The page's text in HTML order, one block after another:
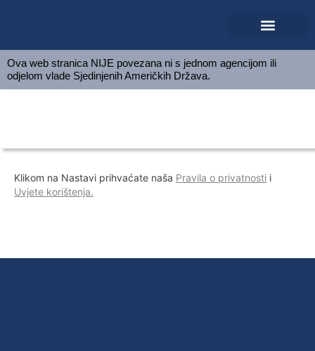
Ova web stranica NIJE povezana ni s jednom agencijom ili
odjelom vlade Sjedinjenih Američkih Država.
Klikom na Nastavi prihvaćate naša Pravila o privatnosti i
Uvjete korištenja.